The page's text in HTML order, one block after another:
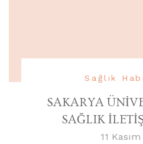
Sağlık
SAKARYA
SAĞLIK
11